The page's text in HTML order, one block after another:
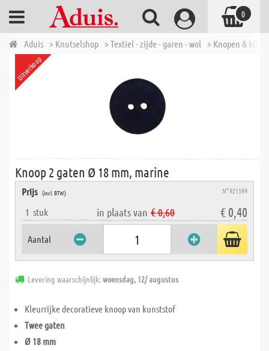
Aduis > Knutselshop > Textiel - zijde - garen - wol > Knopen &
Uitverkoop
Knoop 2 gaten Ø 18 mm, marine
Prijs (incl. BTW) N° 921599
1 stuk in plaats van € 0,60 € 0,40
Aantal
Levering waarschijnlijk:woensdag, 12/ augustus
Kleurrijke decoratieve knoop van kunststof
Twee gaten
Ø 18 mm
0